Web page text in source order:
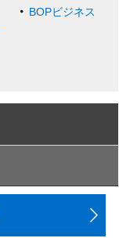
BOPビジネス